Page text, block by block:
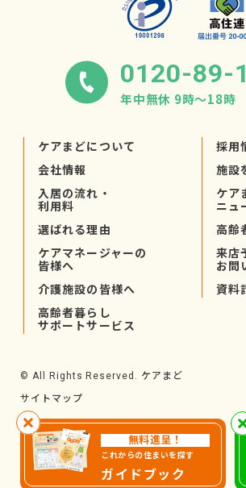
無料進呈！
これからの住まいを探す
ガイドブック
0120-89-
年中無休 9時〜18時
ケアまどについて
会社情報
入居の流れ・
利用料
選ばれる理由
ケアマネージャーの
皆様へ
介護施設の皆様へ
高齢者暮らし
サポートサービス
採用
施設
ケア
ニュ
高齢
来店
お問
資料
© All Rights Reserved. ケアまど
サイトマップ